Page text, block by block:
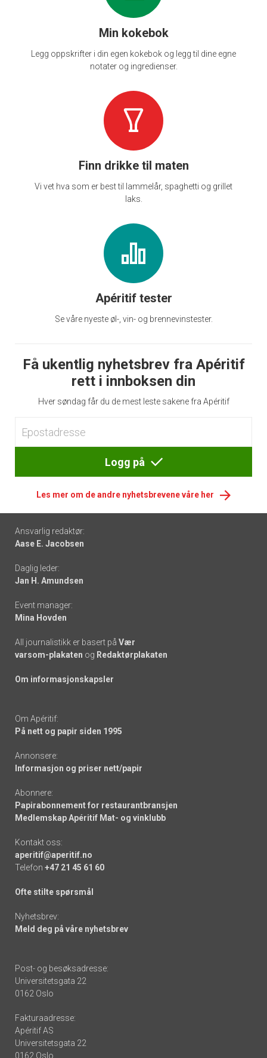
Min kokebok
Legg oppskrifter i din egen kokebok og legg til dine egne
notater og ingredienser.
Finn drikke til maten
Vi vet hva som er best til lammelår, spaghetti og grillet
laks.
Apéritif tester
Se våre nyeste øl-, vin- og brennevinstester.
Få ukentlig nyhetsbrev fra Apéritif
rett i innboksen din
Hver søndag får du de mest leste sakene fra Apéritif
Logg på
Les mer om de andre nyhetsbrevene våre her
Footer
-
links
Ansvarlig redaktør:
Aase E. Jacobsen
Daglig leder:
Jan H. Amundsen
Event manager:
Mina Hovden
All journalistikk er basert på Vær
varsom-plakaten og Redaktørplakaten
Om informasjonskapsler
Om Apéritif:
På nett og papir siden 1995
Annonsere:
Informasjon og priser nett/papir
Abonnere:
Papirabonnement for restaurantbransjen
Medlemskap Apéritif Mat- og vinklubb
Kontakt oss:
aperitif@aperitif.no
Telefon +47 21 45 61 60
Ofte stilte spørsmål
Nyhetsbrev:
Meld deg på våre nyhetsbrev
Post- og besøksadresse:
Universitetsgata 22
0162 Oslo
Fakturaadresse:
Apéritif AS
Universitetsgata 22
0162 Oslo